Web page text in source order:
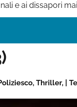
e ai dissapori
Thriller, |